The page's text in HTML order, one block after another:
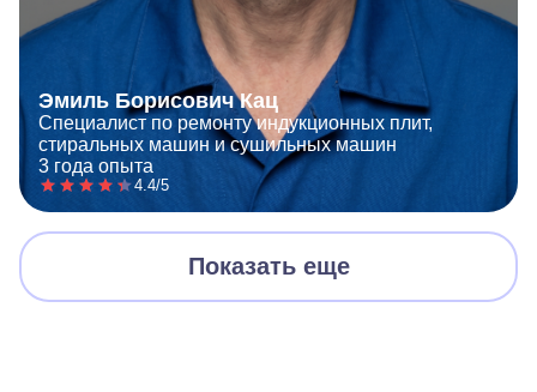
Эмиль Борисович Кац
Специалист по ремонту индукционных плит,
стиральных машин и сушильных машин
3 года опыта
4.4/5
Показать еще